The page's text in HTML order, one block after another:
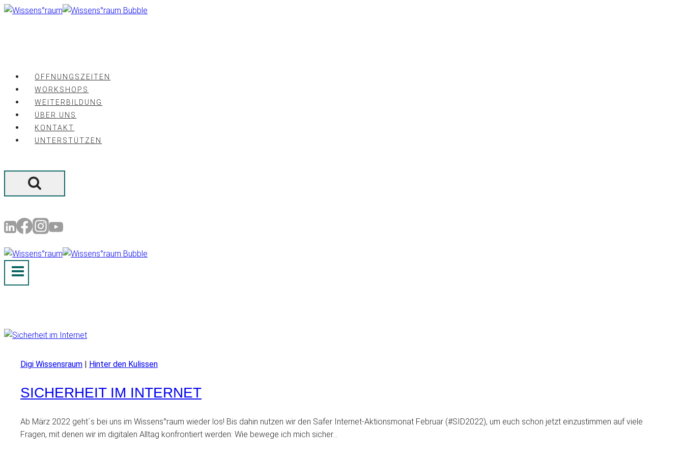
Zum
ÖFFNUNGSZEITEN
WORKSHOPS
WEITERBILDUNG
ÜBER UNS
KONTAKT
UNTERSTÜTZEN
Digi Wissensraum | Hinter den Kulissen
SICHERHEIT IM INTERNET
Ab März 2022 geht´s bei uns im Wissens°raum wieder los! Bis dahin nutzen wir den Safer Internet-Aktionsmonat Februar (#SID2022), um euch schon jetzt einzustimmen auf viele
Fragen, mit denen wir im digitalen Alltag konfrontiert werden: Wie bewege ich mich sicher…